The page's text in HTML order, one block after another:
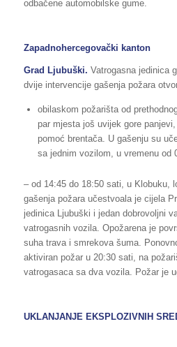
odbačene automobilske gume.
Zapadnohercegovački kanton
Grad Ljubuški. Vatrogasna jedinica
dvije intervencije gašenja požara
obilaskom požarišta od
par mjesta još uvijek gore
pomoć brentača. U gašenju su
sa jednim vozilom, u vremenu od
– od 14:45 do 18:50 sati, u Klobuku,
gašenja požara učestvoala je cijela
jedinica Ljubuški i jedan dobrovoljni
vatrogasnih vozila. Opožarena je
suha trava i smrekova šuma.
aktiviran požar u 20:30 sati, na
vatrogasaca sa dva vozila. Požar je
UKLANJANJE EKSPLOZIVNIH